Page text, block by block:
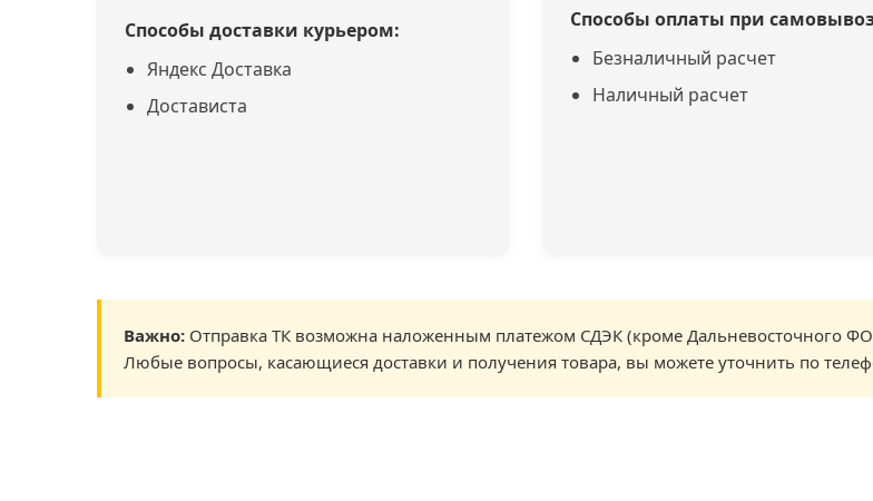
Способы доставки курьером:
Яндекс Доставка
Достависта
Способы оплаты при
Безналичный расчет
Наличный расчет
Важно: Отправка ТК возможна наложенным платежом СДЭК (кроме Дальневосточного
Любые вопросы, касающиеся доставки и получения товара, вы можете уточнить по